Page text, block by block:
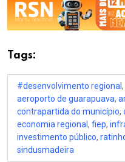
Tags:
#desenvolvimento regional,
aeroporto de guarapuava,
contrapartida do município,
economia regional, fiep,
investimento público,
sindusmadeira